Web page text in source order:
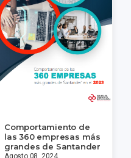
Comportamiento de
las 360 empresas más
grandes de Santander
Agosto 08, 2024